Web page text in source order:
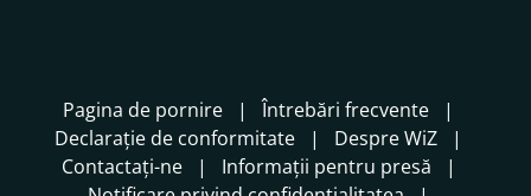
Pagina de pornire
Întrebări frecvente
Declarație de conformitate
Despre WiZ
Contactați-ne
Informații pentru presă